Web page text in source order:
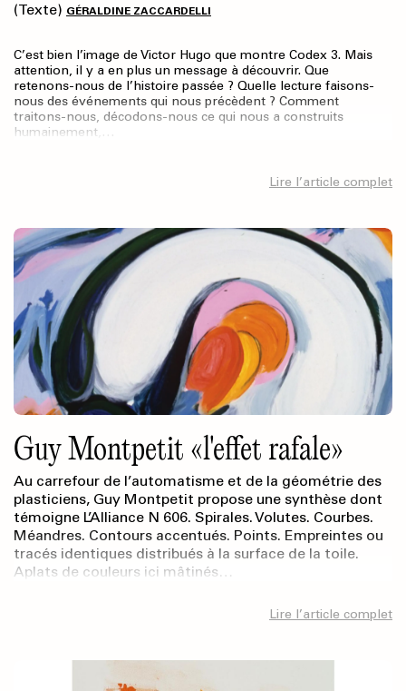
(Texte) GÉRALDINE ZACCARDELLI
C’est bien l’image de Victor Hugo que montre Codex 3. Mais
attention, il y a en plus un message à découvrir. Que
retenons-nous de l’histoire passée ? Quelle lecture faisons-
nous des événements qui nous précèdent ? Comment
traitons-nous, décodons-nous ce qui nous a construits
humainement,…
Lire l’article complet
Guy Montpetit «l'effet rafale»
Au carrefour de l’automatisme et de la géométrie des
plasticiens, Guy Montpetit propose une synthèse dont
témoigne L’Alliance N 606. Spirales. Volutes. Courbes.
Méandres. Contours accentués. Points. Empreintes ou
tracés identiques distribués à la surface de la toile.
Aplats de couleurs ici mâtinés…
Lire l’article complet